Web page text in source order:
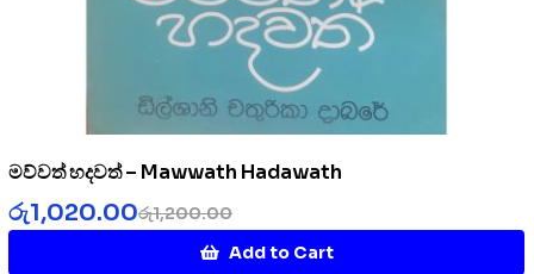
මව්වත් හදවත් – Mawwath Hadawath
රු1,200.00
රු1,020.00
Add to Cart